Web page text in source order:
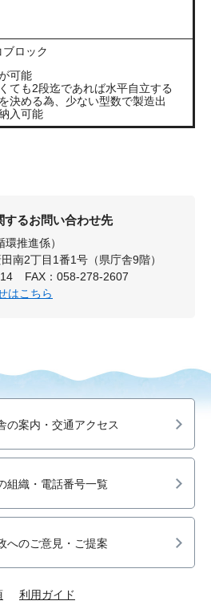
ロック
可能
ても2段迄であれば水平自立する
決める為、少ない型数で製造出
入可能
するお問い合わせ先
環推進係）
南2丁目1番1号（県庁舎9階）
FAX：058-278-2607
はこちら
の案内・交通アクセス
組織・電話番号一覧
へのご意見・ご提案
利用ガイド